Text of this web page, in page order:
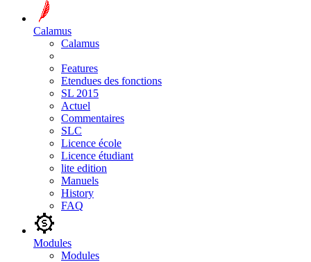
Calamus
Calamus
Features
Etendues des fonctions
SL 2015
Actuel
Commentaires
SLC
Licence école
Licence étudiant
lite edition
Manuels
History
FAQ
Modules
Modules